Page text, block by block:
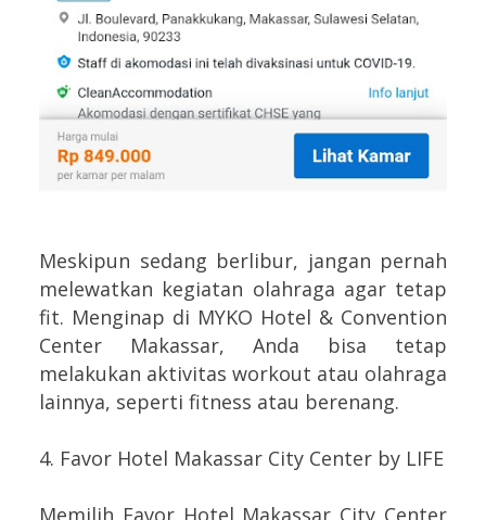
Meskipun sedang berlibur, jangan pernah
melewatkan kegiatan olahraga agar tetap
fit. Menginap di MYKO Hotel & Convention
Center Makassar, Anda bisa tetap
melakukan aktivitas workout atau olahraga
lainnya, seperti fitness atau berenang.
4. Favor Hotel Makassar City Center by LIFE
Memilih Favor Hotel Makassar City Center